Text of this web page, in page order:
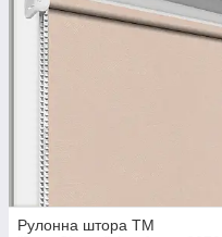
Рулонна штора TM